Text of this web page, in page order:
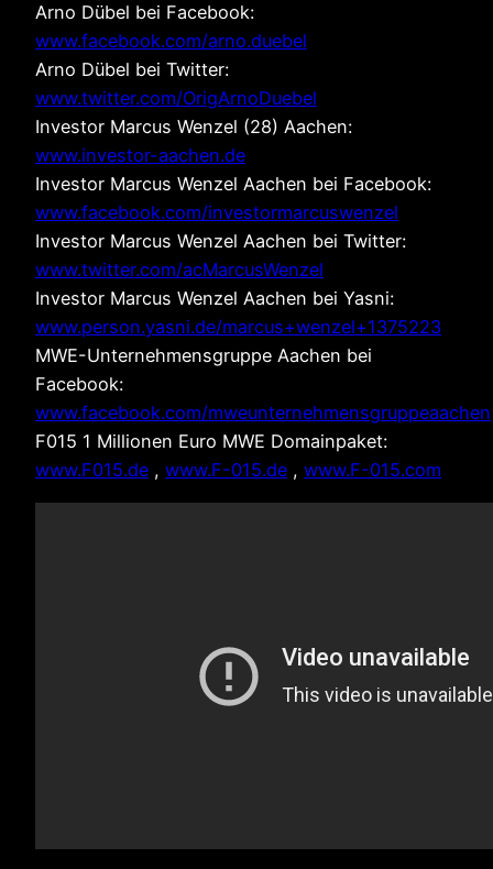
Arno Dübel bei Facebook:
www.facebook.com/arno.duebel
Arno Dübel bei Twitter:
www.twitter.com/OrigArnoDuebel
Investor Marcus Wenzel (28) Aachen:
www.investor-aachen.de
Investor Marcus Wenzel Aachen bei Facebook:
www.facebook.com/investormarcuswenzel
Investor Marcus Wenzel Aachen bei Twitter:
www.twitter.com/acMarcusWenzel
Investor Marcus Wenzel Aachen bei Yasni:
www.person.yasni.de/marcus+wenzel+1375223
MWE-Unternehmensgruppe Aachen bei
Facebook:
www.facebook.com/mweunternehmensgruppeaachen
F015 1 Millionen Euro MWE Domainpaket:
www.F015.de , www.F-015.de , www.F-015.com